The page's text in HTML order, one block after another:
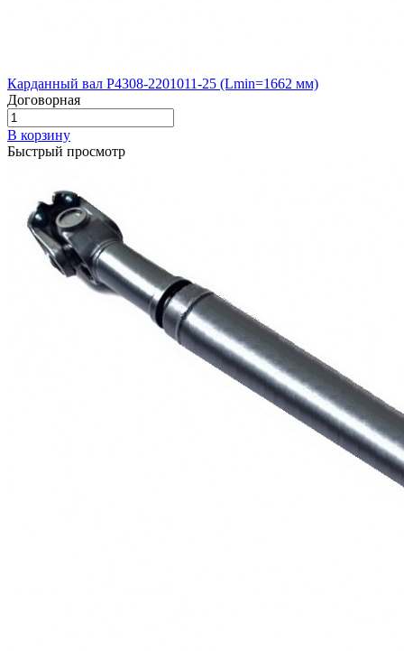
Карданный вал Р4308-2201011-25 (Lmin=1662 мм)
Договорная
В корзину
Быстрый просмотр